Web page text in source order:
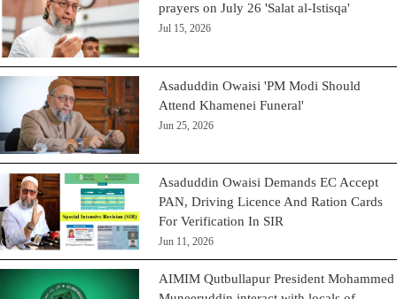
prayers on July 26 'Salat al-Istisqa'
Jul 15, 2026
Asaduddin Owaisi 'PM Modi Should
Attend Khamenei Funeral'
Jun 25, 2026
Asaduddin Owaisi Demands EC Accept
PAN, Driving Licence And Ration Cards
For Verification In SIR
Jun 11, 2026
AIMIM Qutbullapur President Mohammed